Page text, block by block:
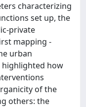
characterizing
set up, the
private
mapping -
urban
highlighted how
of the
others: the